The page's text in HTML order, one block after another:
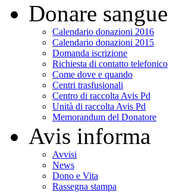
Donare sangue
Calendario donazioni 2016
Calendario donazioni 2015
Domanda iscrizione
Richiesta di contatto telefonico
Come dove e quando
Centri trasfusionali
Centro di raccolta Avis Pd
Unità di raccolta Avis Pd
Memorandum del Donatore
Avis informa
Avvisi
News
Dono e Vita
Rassegna stampa